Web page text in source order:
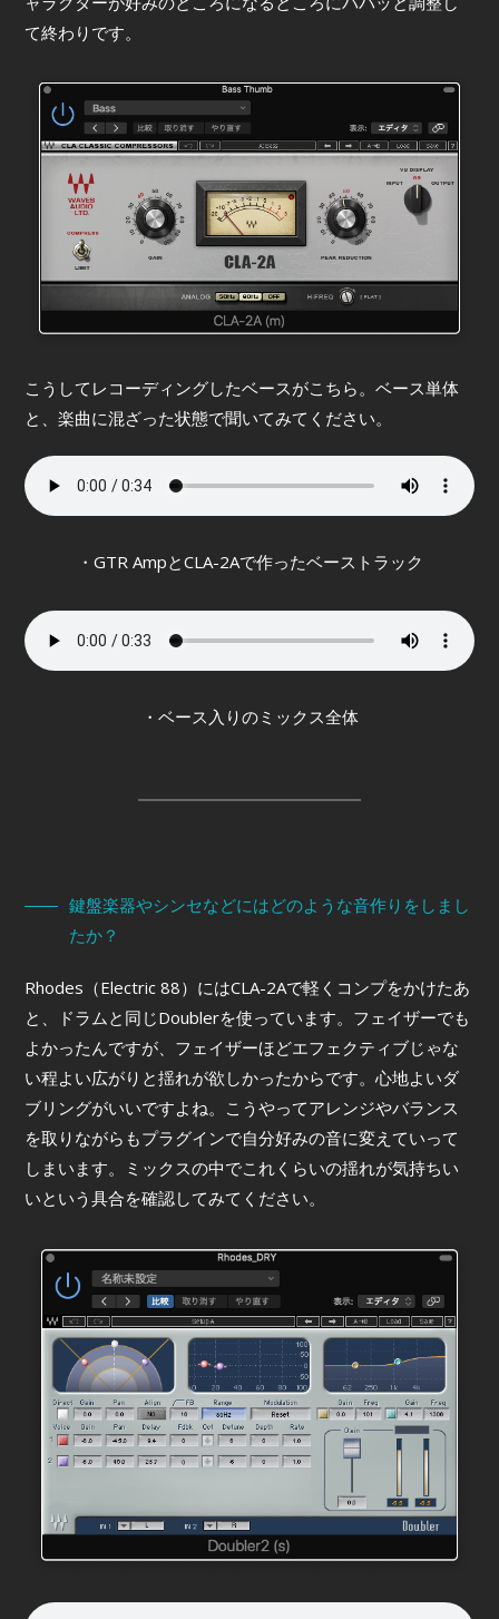
て終わりです。
こうしてレコーディングしたベースがこちら。ベース単体
と、楽曲に混ざった状態で聞いてみてください。
・GTR AmpとCLA-2Aで作ったベーストラック
・ベース入りのミックス全体
鍵盤楽器やシンセなどにはどのような音作りをしまし
たか？
Rhodes（Electric 88）にはCLA-2Aで軽くコンプをかけたあ
と、ドラムと同じDoublerを使っています。フェイザーでも
よかったんですが、フェイザーほどエフェクティブじゃな
い程よい広がりと揺れが欲しかったからです。心地よいダ
ブリングがいいですよね。こうやってアレンジやバランス
を取りながらもプラグインで自分好みの音に変えていって
しまいます。ミックスの中でこれくらいの揺れが気持ちい
いという具合を確認してみてください。